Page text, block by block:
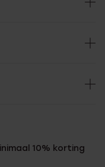
10% korting